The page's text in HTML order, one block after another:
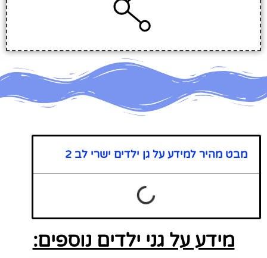
מבט מהיר למידע על גן ילדים ישרי לב 2
מידע על גני ילדים נוספים: